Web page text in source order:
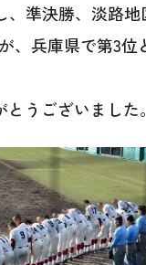
、準決勝、淡路
、兵庫県で第3位
うございました。